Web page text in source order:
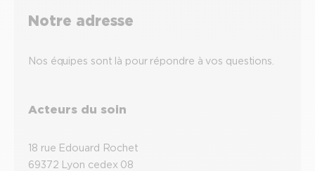
Notre adresse
Nos équipes sont là pour répondre à vos questions.
Acteurs du soin
18 rue Edouard Rochet
69372 Lyon cedex 08